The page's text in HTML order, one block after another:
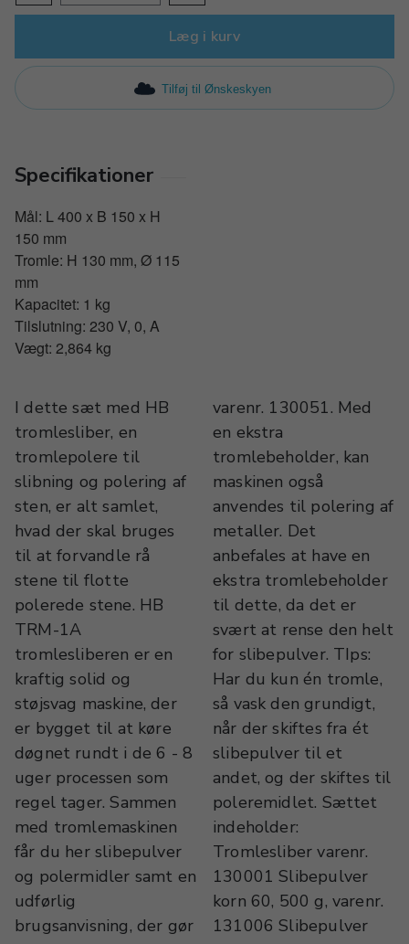
Læg i kurv
Tilføj til Ønskeskyen
Specifikationer
Mål: L 400 x B 150 x H
150 mm
Tromle: H 130 mm, Ø 115
mm
Kapacitet: 1 kg
Tilslutning: 230 V, 0, A
Vægt: 2,864 kg
I dette sæt med HB
tromlesliber, en
tromlepolere til
slibning og polering af
sten, er alt samlet,
hvad der skal bruges
til at forvandle rå
stene til flotte
polerede stene. HB
TRM-1A
tromlesliberen er en
kraftig solid og
støjsvag maskine, der
er bygget til at køre
døgnet rundt i de 6 - 8
uger processen som
regel tager. Sammen
med tromlemaskinen
får du her slibepulver
og polermidler samt en
udførlig
brugsanvisning, der gør
varenr. 130051. Med
en ekstra
tromlebeholder, kan
maskinen også
anvendes til polering af
metaller. Det
anbefales at have en
ekstra tromlebeholder
til dette, da det er
svært at rense den helt
for slibepulver. TIps:
Har du kun én tromle,
så vask den grundigt,
når der skiftes fra ét
slibepulver til et
andet, og der skiftes til
poleremidlet. Sættet
indeholder:
Tromlesliber varenr.
130001 Slibepulver
korn 60, 500 g, varenr.
131006 Slibepulver